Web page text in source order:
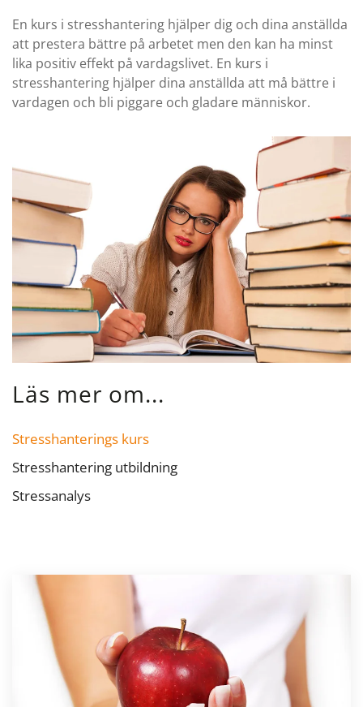
En kurs i stresshantering hjälper dig och dina anställda
att prestera bättre på arbetet men den kan ha minst
lika positiv effekt på vardagslivet. En kurs i
stresshantering hjälper dina anställda att må bättre i
vardagen och bli piggare och gladare människor.
Läs mer om...
Stresshanterings kurs
Stresshantering utbildning
Stressanalys